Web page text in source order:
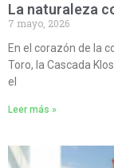
La naturaleza
7 mayo, 2026
En el corazón de la
Toro, la Cascada
el
Leer más »